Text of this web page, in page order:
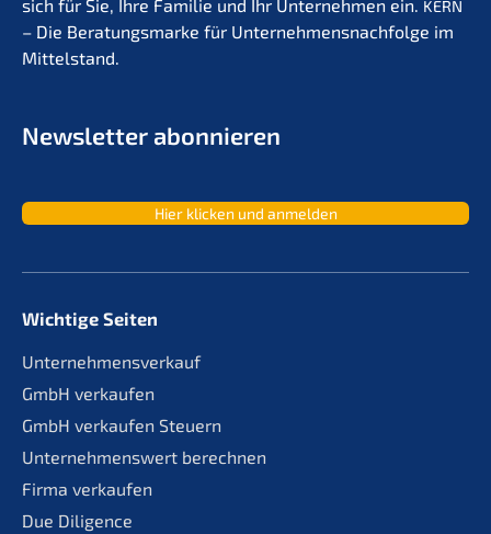
sich für Sie, Ihre Familie und Ihr Unter­neh­men ein. KERN
– Die Beratungs­mar­ke für Unternehmens­nachfolge im
Mittelstand.
Newslet­ter abonnieren
Hier klicken und anmelden
Wichtige Seiten
Unternehmensverkauf
GmbH verkaufen
GmbH verkaufen Steuern
Unternehmenswert berechnen
Firma verkaufen
Due Diligence